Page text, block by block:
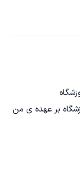
بر عهده ی من